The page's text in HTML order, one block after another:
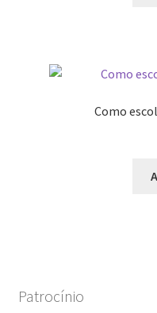
Como
Patrocínio